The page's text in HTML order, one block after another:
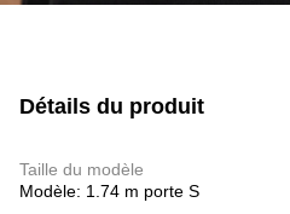
Détails du produit
Taille du modèle
Modèle: 1.74 m porte S